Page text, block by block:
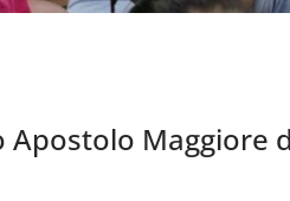
Apostolo Maggiore